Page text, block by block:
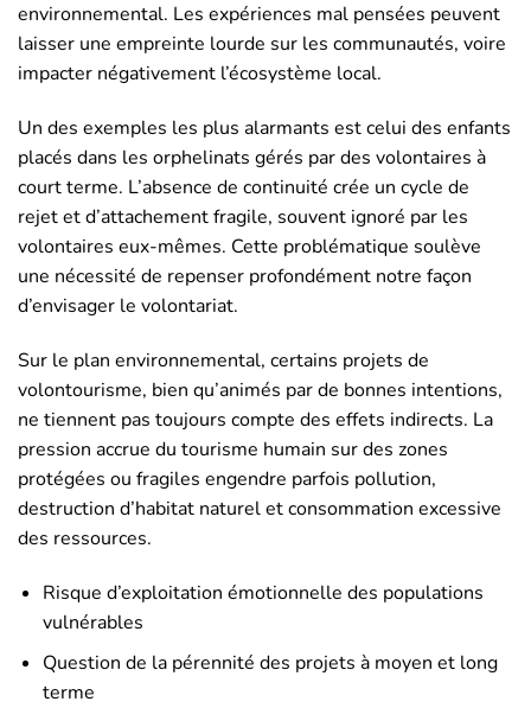
environnemental. Les expériences mal pensées peuvent
laisser une empreinte lourde sur les communautés, voire
impacter négativement l’écosystème local.
Un des exemples les plus alarmants est celui des enfants
placés dans les orphelinats gérés par des volontaires à
court terme. L’absence de continuité crée un cycle de
rejet et d’attachement fragile, souvent ignoré par les
volontaires eux-mêmes. Cette problématique soulève
une nécessité de repenser profondément notre façon
d’envisager le volontariat.
Sur le plan environnemental, certains projets de
volontourisme, bien qu’animés par de bonnes intentions,
ne tiennent pas toujours compte des effets indirects. La
pression accrue du tourisme humain sur des zones
protégées ou fragiles engendre parfois pollution,
destruction d’habitat naturel et consommation excessive
des ressources.
Risque d’exploitation émotionnelle des populations
vulnérables
Question de la pérennité des projets à moyen et long
terme